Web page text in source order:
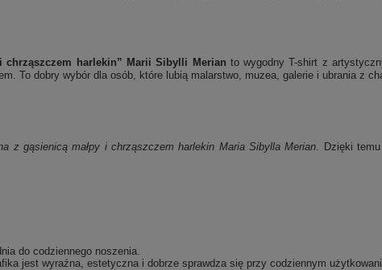
chrząszczem harlekin” Marii Sibylli Merian to wygodny T-shirt z
To dobry wybór dla osób, które lubią malarstwo, muzea, galerie i ubrania z
z gąsienicą małpy i chrząszczem harlekin Maria Sibylla Merian . Dzięki
do codziennego noszenia.
jest wyraźna, estetyczna i dobrze sprawdza się przy codziennym